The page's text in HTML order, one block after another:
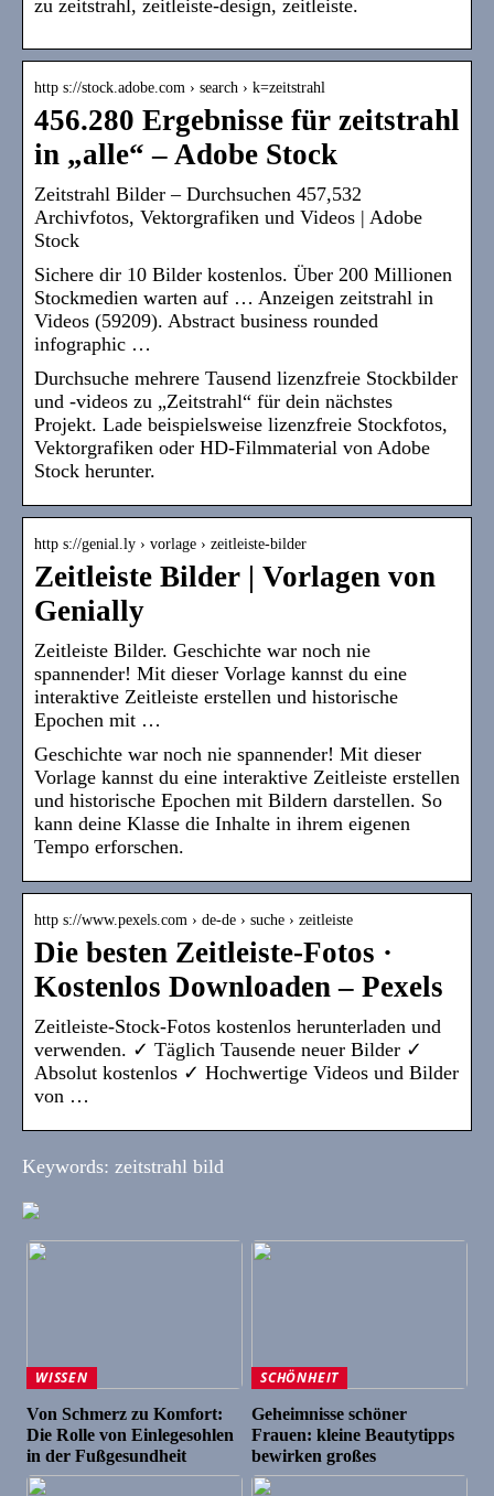
zu zeitstrahl, zeitleiste-design, zeitleiste.
http s://stock.adobe.com › search › k=zeitstrahl
456.280 Ergebnisse für zeitstrahl
in „alle“ – Adobe Stock
Zeitstrahl Bilder – Durchsuchen 457,532
Archivfotos, Vektorgrafiken und Videos | Adobe
Stock
Sichere dir 10 Bilder kostenlos. Über 200 Millionen
Stockmedien warten auf … Anzeigen zeitstrahl in
Videos (59209). Abstract business rounded
infographic …
Durchsuche mehrere Tausend lizenzfreie Stockbilder
und -videos zu „Zeitstrahl“ für dein nächstes
Projekt. Lade beispielsweise lizenzfreie Stockfotos,
Vektorgrafiken oder HD-Filmmaterial von Adobe
Stock herunter.
http s://genial.ly › vorlage › zeitleiste-bilder
Zeitleiste Bilder | Vorlagen von
Genially
Zeitleiste Bilder. Geschichte war noch nie
spannender! Mit dieser Vorlage kannst du eine
interaktive Zeitleiste erstellen und historische
Epochen mit …
Geschichte war noch nie spannender! Mit dieser
Vorlage kannst du eine interaktive Zeitleiste erstellen
und historische Epochen mit Bildern darstellen. So
kann deine Klasse die Inhalte in ihrem eigenen
Tempo erforschen.
http s://www.pexels.com › de-de › suche › zeitleiste
Die besten Zeitleiste-Fotos ·
Kostenlos Downloaden – Pexels
Zeitleiste-Stock-Fotos kostenlos herunterladen und
verwenden. ✓ Täglich Tausende neuer Bilder ✓
Absolut kostenlos ✓ Hochwertige Videos und Bilder
von …
Keywords: zeitstrahl bild
WISSEN
Von Schmerz zu Komfort:
Die Rolle von Einlegesohlen
in der Fußgesundheit
SCHÖNHEIT
Geheimnisse schöner
Frauen: kleine Beautytipps
bewirken großes